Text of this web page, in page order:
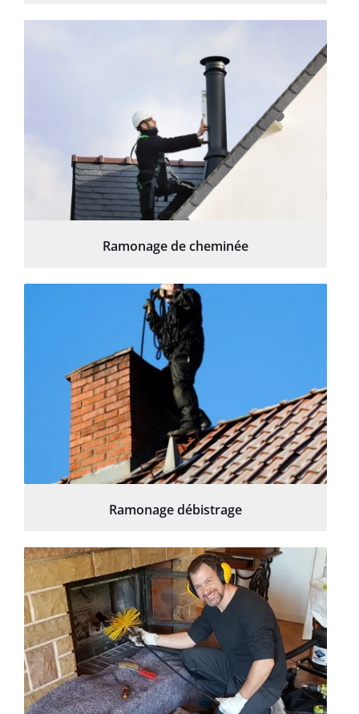
Ramonage de cheminée
Ramonage débistrage